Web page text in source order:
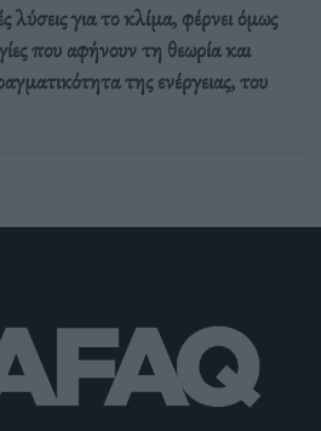
λύσεις για το κλίμα, φέρνει όμως
που αφήνουν τη θεωρία και
της ενέργειας, του